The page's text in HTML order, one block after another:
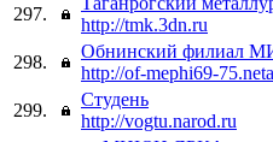
297.
http://tmk.3dn.ru
298.
Обнинский филиал
http://of-mephi69-
299.
Студень
http://vogtu.narod.ru